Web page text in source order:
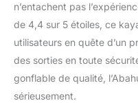
n’entachent pas
de 4,4 sur 5 étoiles, ce
utilisateurs en quête d’un
des sorties en toute
gonflable de qualité,
sérieusement.